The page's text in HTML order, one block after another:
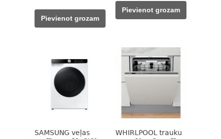
was:
165,00 €.
144,00 €.
Pievienot grozam
was:
785,00 €.
Pievienot grozam
SAMSUNG veļas
WHIRLPOOL trauku